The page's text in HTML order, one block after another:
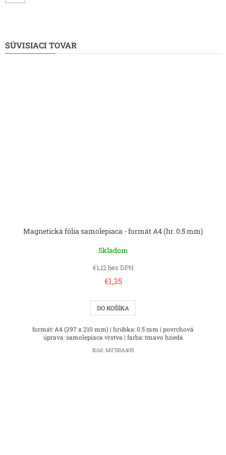
SÚVISIACI TOVAR
Magnetická fólia samolepiaca - formát A4 (hr. 0.5 mm)
Skladom
€1,12 bez DPH
€1,35
DO KOŠÍKA
formát: A4 (297 x 210 mm) | hrúbka: 0.5 mm | povrchová
úprava: samolepiaca vrstva | farba: tmavo hnedá
Kód: MFSRA405